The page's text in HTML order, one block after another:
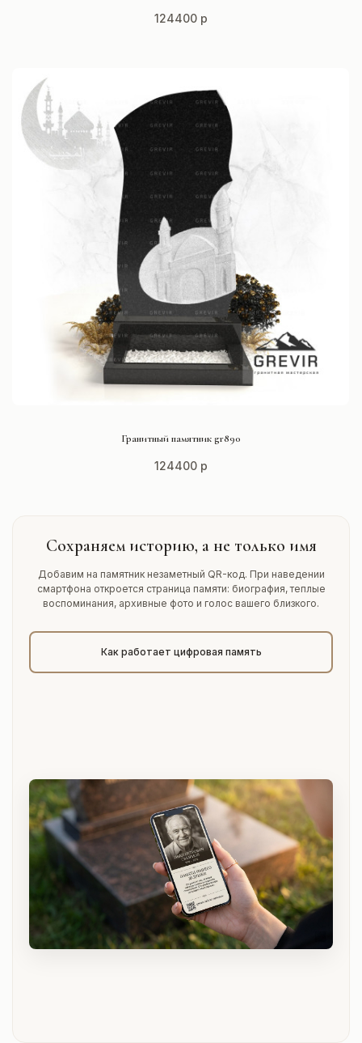
124400 р
Гранитный памятник gr890
124400 р
Сохраняем историю, а не только имя
Добавим на памятник незаметный QR-код. При наведении
смартфона откроется страница памяти: биография, теплые
воспоминания, архивные фото и голос вашего близкого.
Как работает цифровая память